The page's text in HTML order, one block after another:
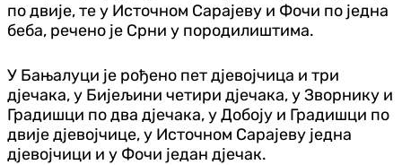
по двије, те у Источном Сарајеву и Фочи по једна
беба, речено је Срни у породилиштима.
У Бањалуци је рођено пет дјевојчица и три
дјечака, у Бијељини четири дјечака, у Зворнику и
Градишци по два дјечака, у Добоју и Градишци по
двије дјевојчице, у Источном Сарајеву једна
дјевојчици и у Фочи један дјечак.